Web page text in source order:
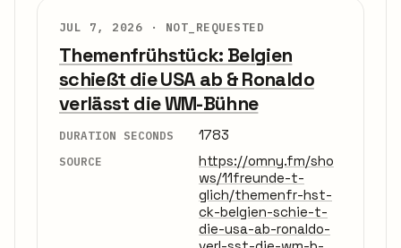
JUL 7, 2026 · NOT_REQUESTED
Themenfrühstück: Belgien
schießt die USA ab & Ronaldo
verlässt die WM-Bühne
DURATION SECONDS 1783
SOURCE
https://omny.fm/sho
ws/11freunde-t-
glich/themenfr-hst-
ck-belgien-schie-t-
die-usa-ab-ronaldo-